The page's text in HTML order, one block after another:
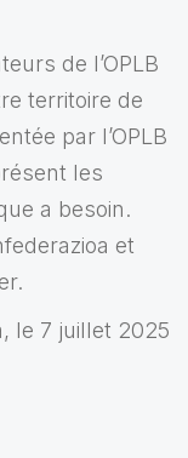
de l’OPLB
territoire de
par l’OPLB
les
a besoin.
et
le 7 juillet 2025